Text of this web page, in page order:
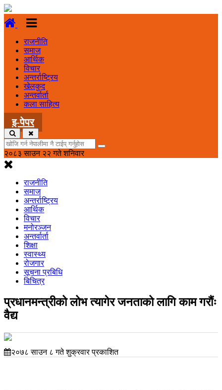
राजनीति
समाज
आर्थिक
विचार
अन्तर्राष्ट्रिय
खेलकुद
अन्तर्वार्ता
कला साहित्य
इ-पेपर
२०८३ साउन २२ गते शनिवार
राजनीति
समाज
अन्तर्राष्ट्रिय
आर्थिक
विचार
मनोरञ्जन
अन्तर्वार्ता
शिक्षा
स्वास्थ्य
रोजगार
सूचना प्रबिधि
बिचित्र
प्रधानमन्त्रीको लोभ त्यागेर जनताको लागि काम गरौंः
वैद्य
२०७८ साउन ८ गते शुक्रवार प्रकाशित